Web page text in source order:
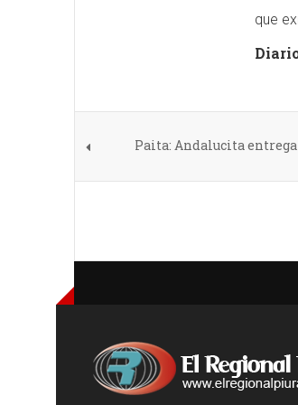
que
Paita: Andalucita